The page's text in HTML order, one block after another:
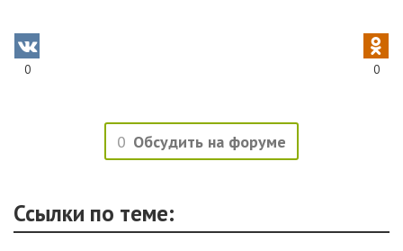
0 0
0 Обсудить на форуме
Ссылки по теме: